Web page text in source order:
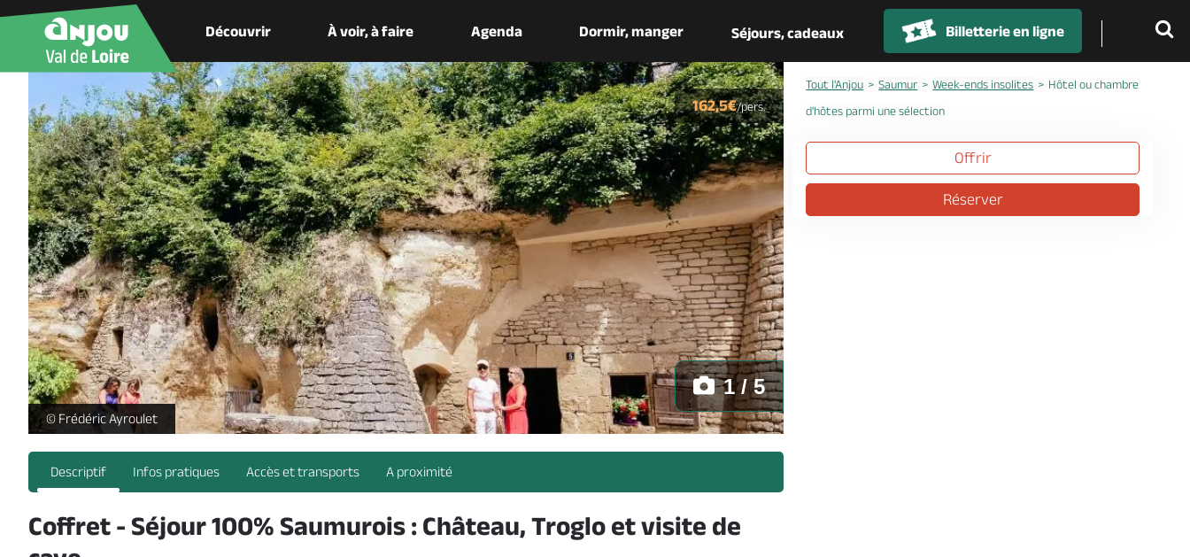
Découvrir À voir, à faire Agenda Dormir, manger Séjours, cadeaux Billetterie en ligne
WE Chateau Troglo Dodo - Saumur Val de Loire Tourisme -
© Frédéric Ayroulet
1 / 5
162,5€/pers.
Descriptif Infos pratiques Accès et transports A proximité
Coffret - Séjour 100% Saumurois : Château, Troglo et visite de
Tout l'Anjou Saumur Week-ends insolites
Hôtel ou chambre
d'hôtes parmi une sélection
Offrir
Réserver